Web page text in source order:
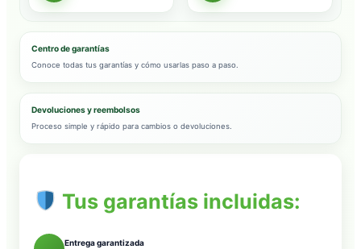
Centro de garantías
Conoce todas tus garantías y cómo usarlas paso a paso.
Devoluciones y reembolsos
Proceso simple y rápido para cambios o devoluciones.
Tus garantías incluidas:
Entrega garantizada